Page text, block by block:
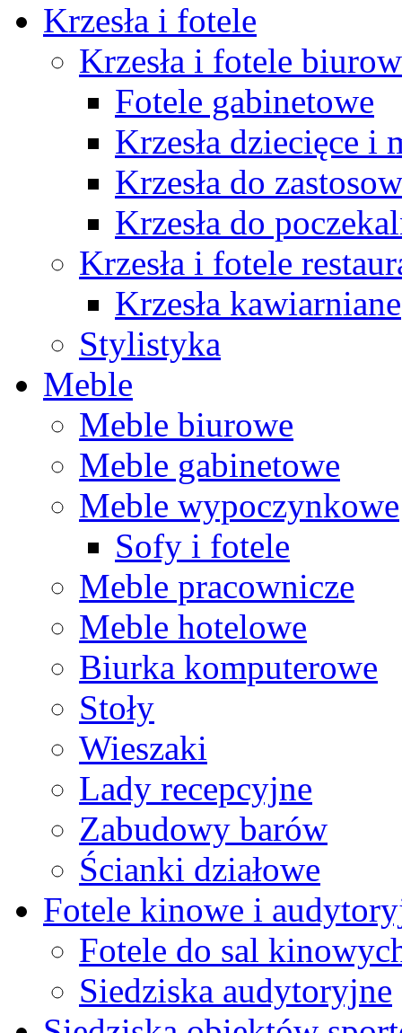
Krzesła i fotele
Krzesła i fotele
Fotele gabinetowe
Krzesła dziecięce i
Krzesła do
Krzesła do
Krzesła i fotele
Krzesła kawiarniane
Stylistyka
Meble
Meble biurowe
Meble gabinetowe
Meble wypoczynkowe
Sofy i fotele
Meble pracownicze
Meble hotelowe
Biurka komputerowe
Stoły
Wieszaki
Lady recepcyjne
Zabudowy barów
Ścianki działowe
Fotele kinowe i
Fotele do sal
Siedziska audytoryjne